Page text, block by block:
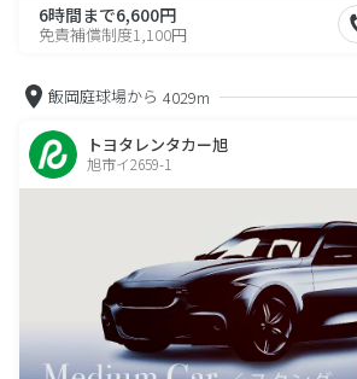
6時間まで6,600円
免責補償制度1,100円
飯岡庭球場から 4029m
トヨタレンタカー旭
旭市イ2659-1